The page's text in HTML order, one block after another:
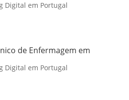
Digital em Portugal
de Enfermagem em
Digital em Portugal